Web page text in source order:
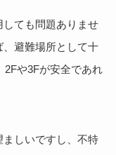
しても問題ありませ
、避難場所として十
2Fや3Fが安全であれ
ましいですし、不特